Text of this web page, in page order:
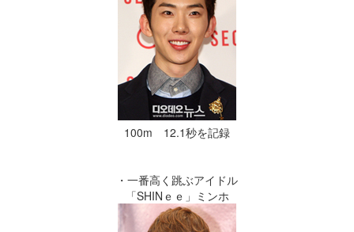
100m 12.1秒を記録
・一番高く跳ぶアイドル
「SHINｅｅ」ミンホ